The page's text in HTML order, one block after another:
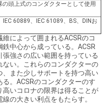
頭上式のコンダクターとして使用
60889、IEC 61089、BS、DINお
維によって囲まれるACSRのコ
中心から成っている。ACSR
強さの広い範囲を持っている
い。これらのコンダクターの
また少しサポートを持つ高い
。ACSRのコンダクターのす
いコロナの限界は得ることが
の大きい利点をもたらす。